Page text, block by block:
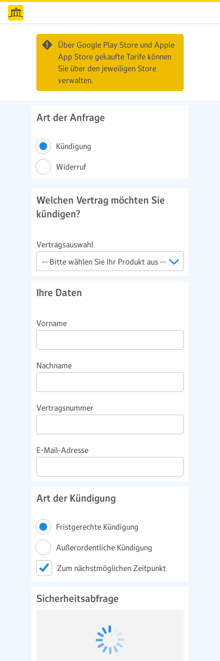
Über Google Play Store und Apple
App Store gekaufte Tarife können
Sie über den jeweiligen Store
verwalten.
Art der Anfrage
Kündigung
Widerruf
Welchen Vertrag möchten Sie
kündigen?
Vertragsauswahl
Ihre Daten
Vorname
Nachname
Vertragsnummer
E-Mail-Adresse
Art der Kündigung
Fristgerechte Kündigung
Außerordentliche Kündigung
Zum nächstmöglichen Zeitpunkt
Sicherheitsabfrage